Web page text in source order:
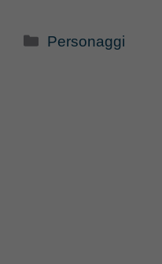
Categorie
Personaggi